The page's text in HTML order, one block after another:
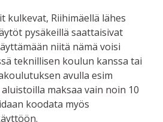
kulkevat, Riihimäellä lähes
pysäkeillä saattaisivat
niitä nämä voisi
teknillisen koulun kanssa tai
avulla esim
maksaa vain noin 10
koodata myös